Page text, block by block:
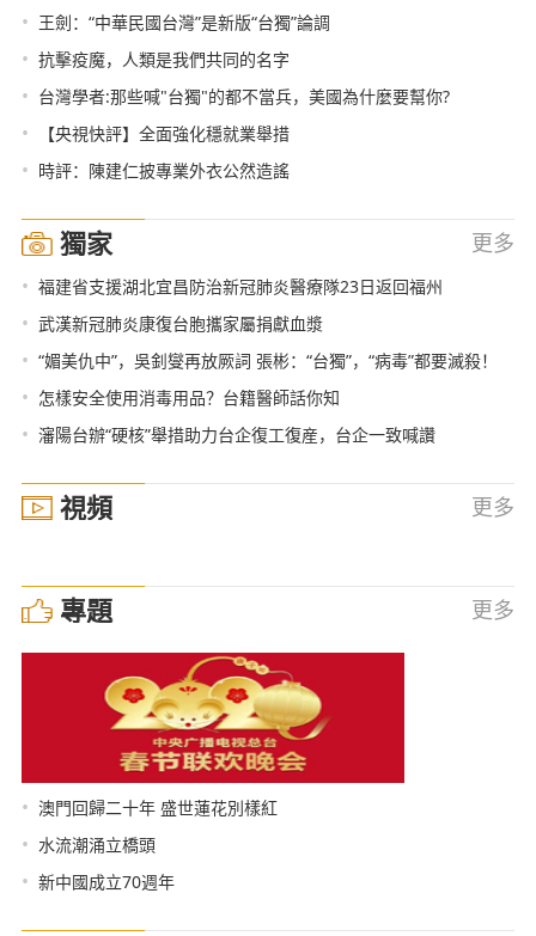
• 王劍：“中華民國台灣”是新版“台獨”論調
• 抗擊疫魔，人類是我們共同的名字
• 台灣學者:那些喊"台獨"的都不當兵，美國為什麼要幫你?
• 【央視快評】全面強化穩就業舉措
• 時評：陳建仁披專業外衣公然造謠
獨家 更多
• 福建省支援湖北宜昌防治新冠肺炎醫療隊23日返回福州
• 武漢新冠肺炎康復台胞攜家屬捐獻血漿
• “媚美仇中”，吳釗燮再放厥詞 張彬：“台獨”，“病毒”都要滅殺！
• 怎樣安全使用消毒用品？台籍醫師話你知
• 瀋陽台辦“硬核”舉措助力台企復工復産，台企一致喊讚
視頻 更多
專題 更多
• 澳門回歸二十年 盛世蓮花別樣紅
• 水流潮涌立橋頭
• 新中國成立70週年